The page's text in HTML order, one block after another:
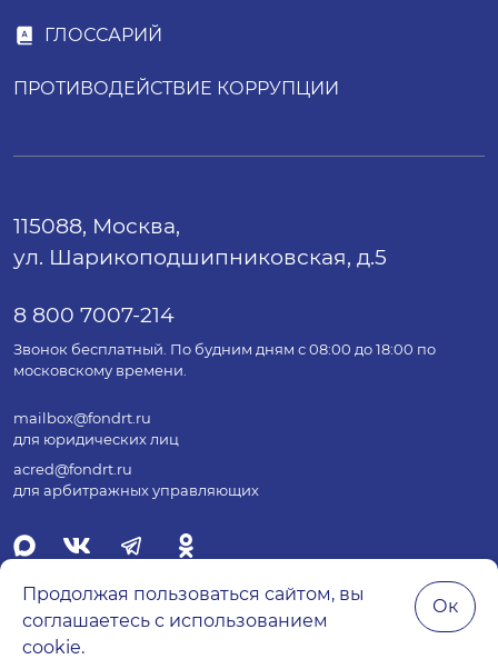
ГЛОССАРИЙ
ПРОТИВОДЕЙСТВИЕ КОРРУПЦИИ
115088, Москва,
ул. Шарикоподшипниковская, д.5
8 800 7007-214
Звонок бесплатный. По будним дням с 08:00 до 18:00 по
московскому времени.
mailbox@fondrt.ru
для юридических лиц
acred@fondrt.ru
для арбитражных управляющих
© 2026 Все права защищены.
Продолжая пользоваться сайтом, вы
соглашаетесь с использованием
cookie.
Ок